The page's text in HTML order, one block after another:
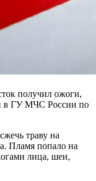
получил ожоги,
в ГУ МЧС России по
траву на
Пламя попало на
лица, шеи,